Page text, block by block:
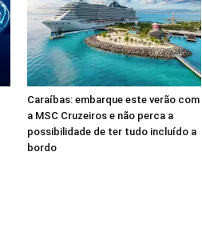
Caraíbas: embarque este verão com
a MSC Cruzeiros e não perca a
possibilidade de ter tudo incluído a
bordo